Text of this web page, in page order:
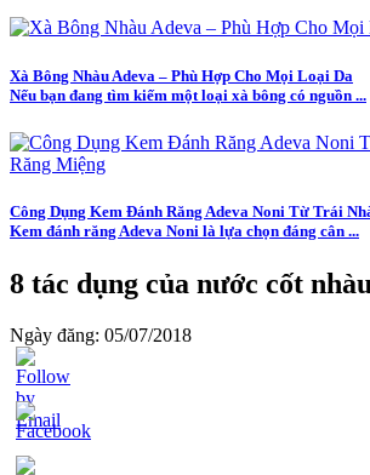
Xà Bông Nhàu Adeva – Phù Hợp Cho Mọi Loại Da
Nếu bạn đang tìm kiếm một loại xà bông có nguồn ...
Công Dụng Kem Đánh Răng Adeva Noni Từ Trái
Kem đánh răng Adeva Noni là lựa chọn đáng cân ...
8 tác dụng của nước cốt
Ngày đăng: 05/07/2018